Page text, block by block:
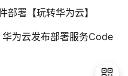
署【玩转华为云】
为云发布部署服务Code